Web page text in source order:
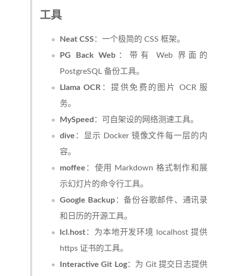
工具
Neat CSS ：一个极简的 CSS 框架。
PG Back Web ：带有 Web 界面的
PostgreSQL 备份工具。
Llama OCR ：提供免费的图片 OCR 服
务。
MySpeed ：可自架设的网络测速工具。
dive ：显示 Docker 镜像文件每一层的内
容。
moffee ：使用 Markdown 格式制作和展
示幻灯片的命令行工具。
Google Backup：备份谷歌邮件、通讯录
和日历的开源工具。
lcl.host ：为本地开发环境 localhost 提供
https 证书的工具。
Interactive Git Log：为 Git 提交日志提供